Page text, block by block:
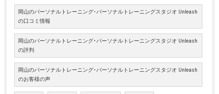
岡山のパーソナルトレーニング･パーソナルトレーニングスタジオ Unleash
の口コミ情報
岡山のパーソナルトレーニング･パーソナルトレーニングスタジオ Unleash
の評判
岡山のパーソナルトレーニング･パーソナルトレーニングスタジオ Unleash
のお客様の声